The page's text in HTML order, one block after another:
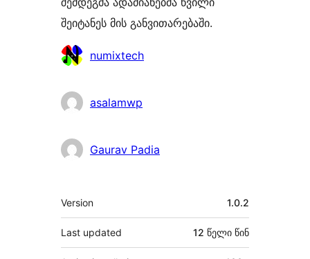
შეიტანეს მის განვითარებაში.
მონაწილეები
numixtech
asalamwp
Gaurav Padia
მეტა
Version 1.0.2
Last updated 12 წელი წინ